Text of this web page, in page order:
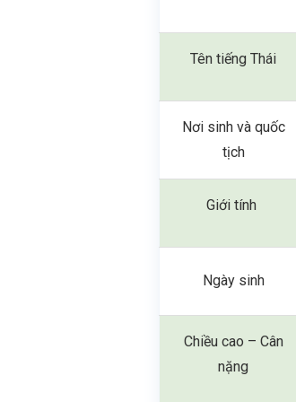
Tên tiếng Thái
Nơi sinh và quốc
tịch
Giới tính
Ngày sinh
Chiều cao – Cân
nặng